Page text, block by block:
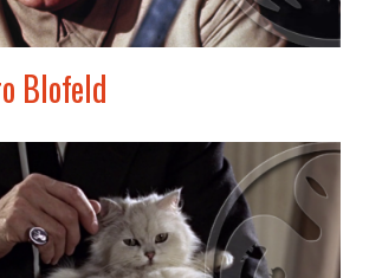
Blofeld